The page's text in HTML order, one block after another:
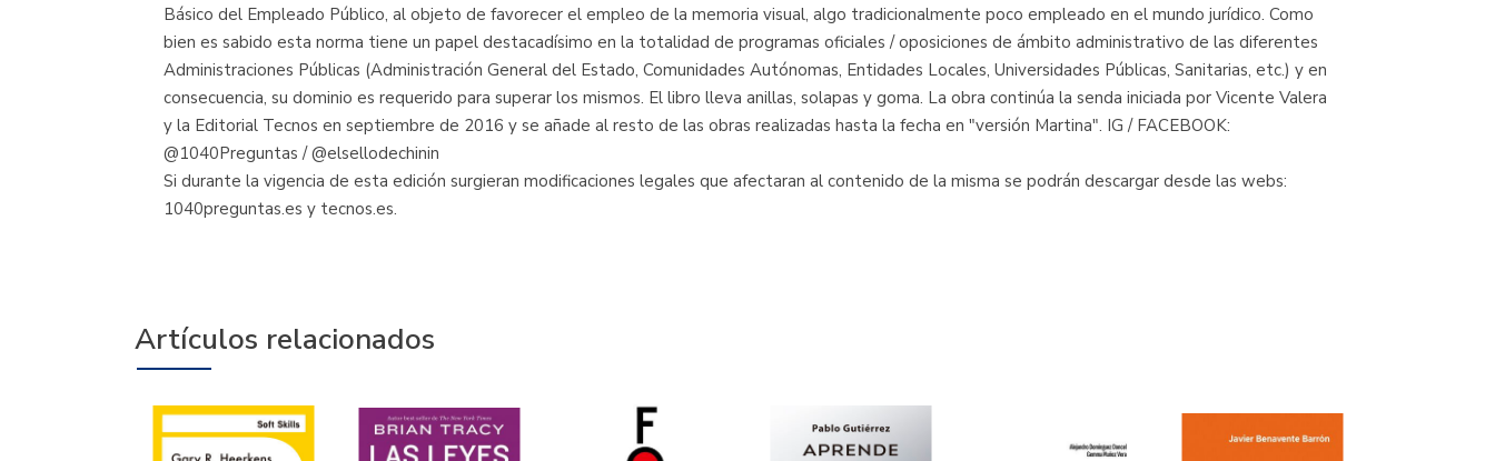
Básico del Empleado Público, al objeto de favorecer el empleo de la memoria visual, algo tradicionalmente poco empleado en el mundo jurídico. Como
bien es sabido esta norma tiene un papel destacadísimo en la totalidad de programas oficiales / oposiciones de ámbito administrativo de las diferentes
Administraciones Públicas (Administración General del Estado, Comunidades Autónomas, Entidades Locales, Universidades Públicas, Sanitarias, etc.) y en
consecuencia, su dominio es requerido para superar los mismos. El libro lleva anillas, solapas y goma. La obra continúa la senda iniciada por Vicente Valera
y la Editorial Tecnos en septiembre de 2016 y se añade al resto de las obras realizadas hasta la fecha en "versión Martina". IG / FACEBOOK:
@1040Preguntas / @elsellodechinin
Si durante la vigencia de esta edición surgieran modificaciones legales que afectaran al contenido de la misma se podrán descargar desde las webs:
1040preguntas.es y tecnos.es.
Artículos relacionados